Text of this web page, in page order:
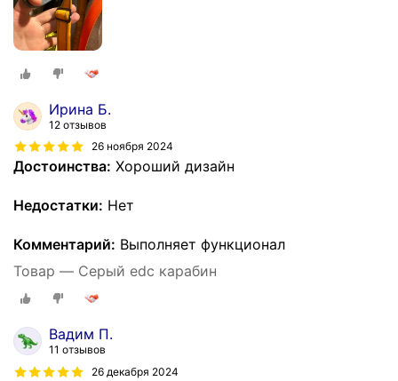
Ирина Б.
12 отзывов
26 ноября 2024
Достоинства: Хороший дизайн
Недостатки: Нет
Комментарий: Выполняет функционал
Товар — Серый edc карабин
Вадим П.
11 отзывов
26 декабря 2024